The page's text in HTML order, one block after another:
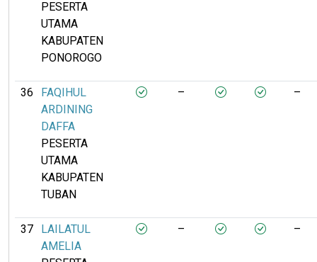
PESERTA
UTAMA
KABUPATEN
PONOROGO
36
FAQIHUL
ARDINING
DAFFA
PESERTA
UTAMA
KABUPATEN
TUBAN
– –
37
LAILATUL
AMELIA
– –